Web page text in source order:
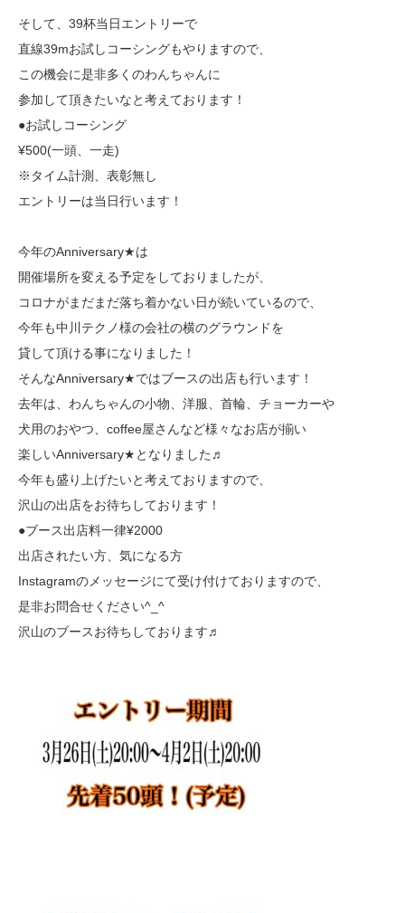
そして、39杯当日エントリーで
直線39mお試しコーシングもやりますので、
この機会に是非多くのわんちゃんに
参加して頂きたいなと考えております！
●お試しコーシング
¥500(一頭、一走)
※タイム計測、表彰無し
エントリーは当日行います！
今年のAnniversary★は
開催場所を変える予定をしておりましたが、
コロナがまだまだ落ち着かない日が続いているので、
今年も中川テクノ様の会社の横のグラウンドを
貸して頂ける事になりました！
そんなAnniversary★ではブースの出店も行います！
去年は、わんちゃんの小物、洋服、首輪、チョーカーや
犬用のおやつ、coffee屋さんなど様々なお店が揃い
楽しいAnniversary★となりました♬
今年も盛り上げたいと考えておりますので、
沢山の出店をお待ちしております！
●ブース出店料一律¥2000
出店されたい方、気になる方
Instagramのメッセージにて受け付けておりますので、
是非お問合せください^_^
沢山のブースお待ちしております♬